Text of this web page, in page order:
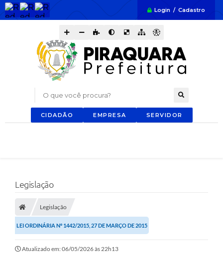
Login / Cadastro
O que você procura?
CIDADÃO EMPRESA SERVIDOR
Legislação
Legislação
LEI ORDINÁRIA Nº 1442/2015, 27 DE MARÇO DE 2015
Atualizado em: 06/05/2026 às 22h13